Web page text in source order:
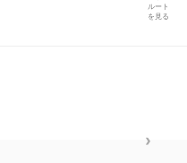
ルート
を見る